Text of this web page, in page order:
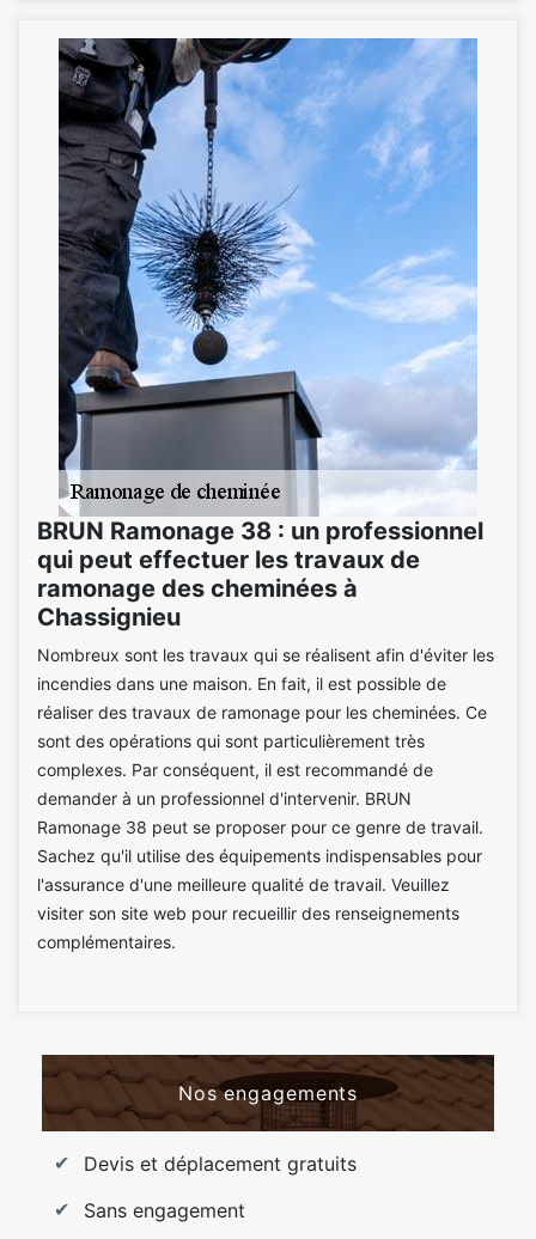
BRUN Ramonage 38 : un professionnel
qui peut effectuer les travaux de
ramonage des cheminées à
Chassignieu
Nombreux sont les travaux qui se réalisent afin d'éviter les
incendies dans une maison. En fait, il est possible de
réaliser des travaux de ramonage pour les cheminées. Ce
sont des opérations qui sont particulièrement très
complexes. Par conséquent, il est recommandé de
demander à un professionnel d'intervenir. BRUN
Ramonage 38 peut se proposer pour ce genre de travail.
Sachez qu'il utilise des équipements indispensables pour
l'assurance d'une meilleure qualité de travail. Veuillez
visiter son site web pour recueillir des renseignements
complémentaires.
Nos engagements
Devis et déplacement gratuits
Sans engagement